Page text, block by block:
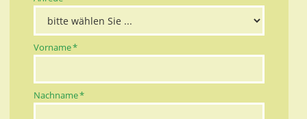
Pflichtfeld
Vorname*
Pflichtfeld
Nachname*